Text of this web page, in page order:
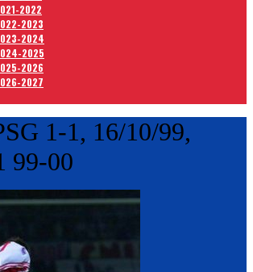
2022
2023
2024
2025
2026
2027
1-1, 16/10/99,
99-00